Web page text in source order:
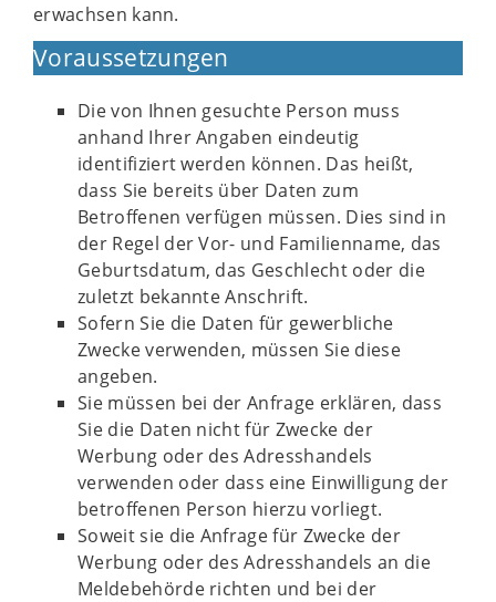
erwachsen kann.
Voraussetzungen
Die von Ihnen gesuchte Person muss
anhand Ihrer Angaben eindeutig
identifiziert werden können. Das heißt,
dass Sie bereits über Daten zum
Betroffenen verfügen müssen. Dies sind in
der Regel der Vor- und Familienname, das
Geburtsdatum, das Geschlecht oder die
zuletzt bekannte Anschrift.
Sofern Sie die Daten für gewerbliche
Zwecke verwenden, müssen Sie diese
angeben.
Sie müssen bei der Anfrage erklären, dass
Sie die Daten nicht für Zwecke der
Werbung oder des Adresshandels
verwenden oder dass eine Einwilligung der
betroffenen Person hierzu vorliegt.
Soweit sie die Anfrage für Zwecke der
Werbung oder des Adresshandels an die
Meldebehörde richten und bei der